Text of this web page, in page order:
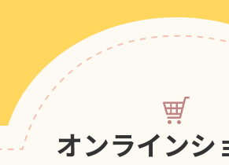
オンラインシ